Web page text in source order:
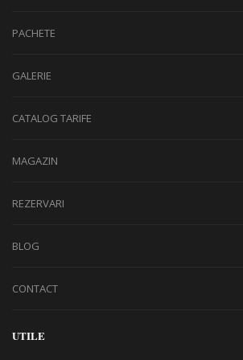
PACHETE
GALERIE
CATALOG TARIFE
MAGAZIN
REZERVARI
BLOG
CONTACT
UTILE